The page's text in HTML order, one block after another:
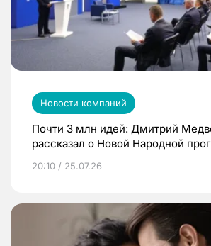
Новости компаний
Почти 3 млн идей: Дмитрий
рассказал о Новой Народной
20:10 / 25.07.26